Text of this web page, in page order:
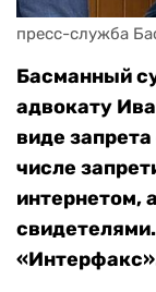
пресс-служба
Басманный
адвокату
виде
числе
интернетом,